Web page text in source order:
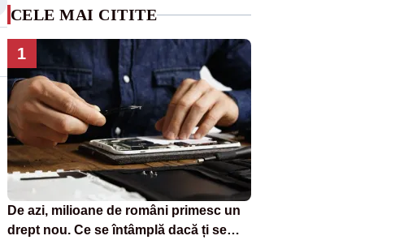
CELE MAI CITITE
1
De azi, milioane de români primesc un
drept nou. Ce se întâmplă dacă ți se